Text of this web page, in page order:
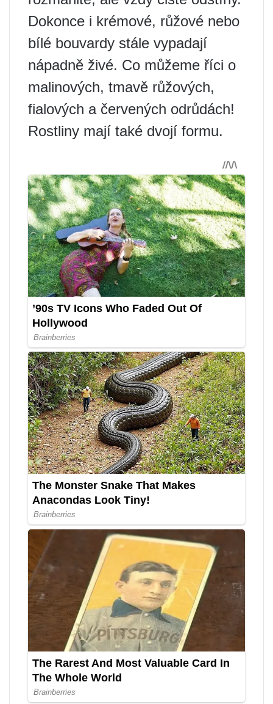
Dokonce i krémové, růžové nebo
bílé bouvardy stále vypadají
nápadně živé. Co můžeme říci o
malinových, tmavě růžových,
fialových a červených odrůdách!
Rostliny mají také dvojí formu.